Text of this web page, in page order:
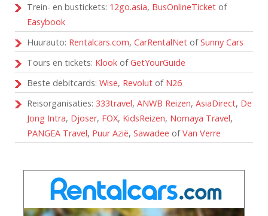
Trein- en bustickets: 12go.asia, BusOnlineTicket of
Easybook
Huurauto: Rentalcars.com, CarRentalNet ofSunny Cars
Tours en tickets: Klook ofGetYourGuide
Beste debitcards: Wise, Revolut of N26
Reisorganisaties: 333travel, ANWB Reizen, AsiaDirect, De
Jong Intra, Djoser, FOX, KidsReizen, Nomaya Travel,
PANGEA Travel, Puur Azië, Sawadee ofVan Verre